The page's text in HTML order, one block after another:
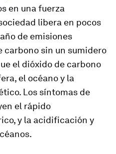
en una fuerza
libera en pocos
de emisiones
carbono sin un sumidero
el dióxido de carbono
el océano y la
Los síntomas de
el rápido
y la acidificación y